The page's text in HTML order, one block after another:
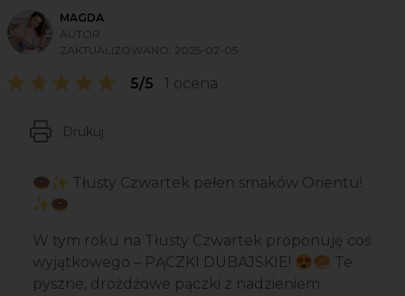
MAGDA
AUTOR
ZAKTUALIZOWANO: 2025-02-05
5/5 1 ocena
Drukuj
🍩✨ Tłusty Czwartek pełen smaków Orientu!
✨🍩
W tym roku na Tłusty Czwartek proponuję coś
wyjątkowego – PĄCZKI DUBAJSKIE! 😍🥯 Te
pyszne, drożdżowe pączki z nadzieniem